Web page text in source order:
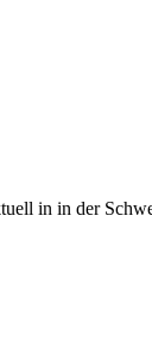
in in der